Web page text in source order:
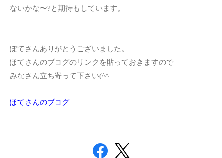
ないかな〜?と期待もしています。
ぽてさんありがとうございました。
ぽてさんのブログのリンクを貼っておきますので
みなさん立ち寄って下さい(^^ゞ
ぽてさんのブログ